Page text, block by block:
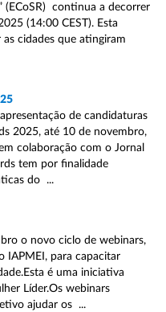
(ECoSR) continua a decorrer
(14:00 CEST). Esta
cidades que atingiram
de candidaturas
2025, até 10 de novembro,
colaboração com o Jornal
tem por finalidade
do ...
o novo ciclo de webinars,
IAPMEI, para capacitar
é uma iniciativa
Líder.Os webinars
ajudar os ...